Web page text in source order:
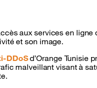
aux services en ligne
et son image.
DDoSd’Orange Tunisie
malveillant visant à